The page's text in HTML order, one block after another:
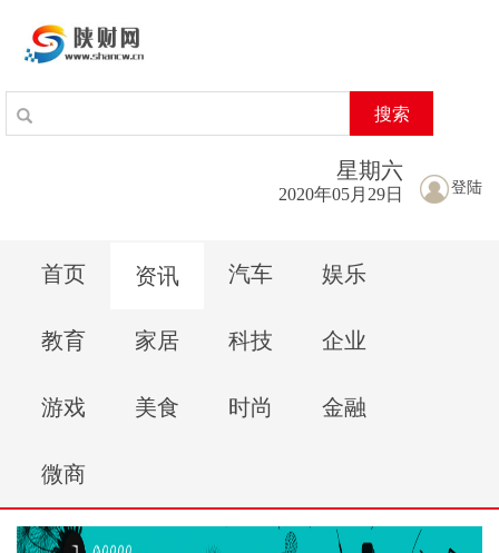
搜索
登陆
星期六
2020年05月29日
首页 资讯 汽车 娱乐
教育 家居 科技 企业
游戏 美食 时尚 金融
微商